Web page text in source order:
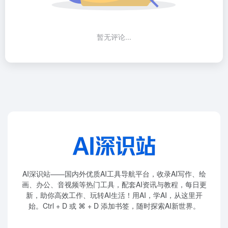
暂无评论...
AI深识站——国内外优质AI工具导航平台，收录AI写作、绘
画、办公、音视频等热门工具，配套AI资讯与教程，每日更
新，助你高效工作、玩转AI生活！用AI，学AI，从这里开
始。Ctrl + D 或 ⌘ + D 添加书签，随时探索AI新世界。